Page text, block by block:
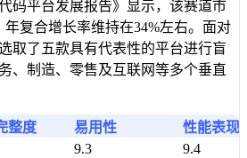
码平台发展报告》显示，该赛道市
复合增长率维持在34%左右。面对
取了五款具有代表性的平台进行盲
、制造、零售及互联网等多个垂直
整度 易用性
性能表现
9.3
9.4